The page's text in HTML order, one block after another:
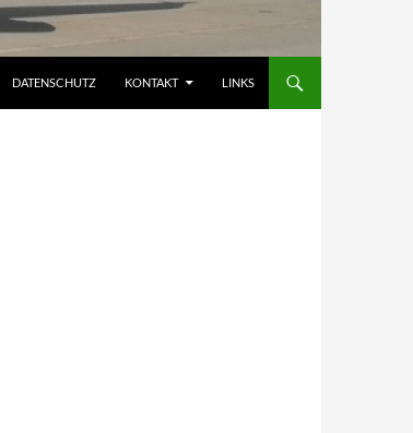
DATENSCHUTZ KONTAKT LINKS